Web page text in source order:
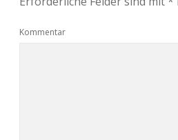
Kommentar